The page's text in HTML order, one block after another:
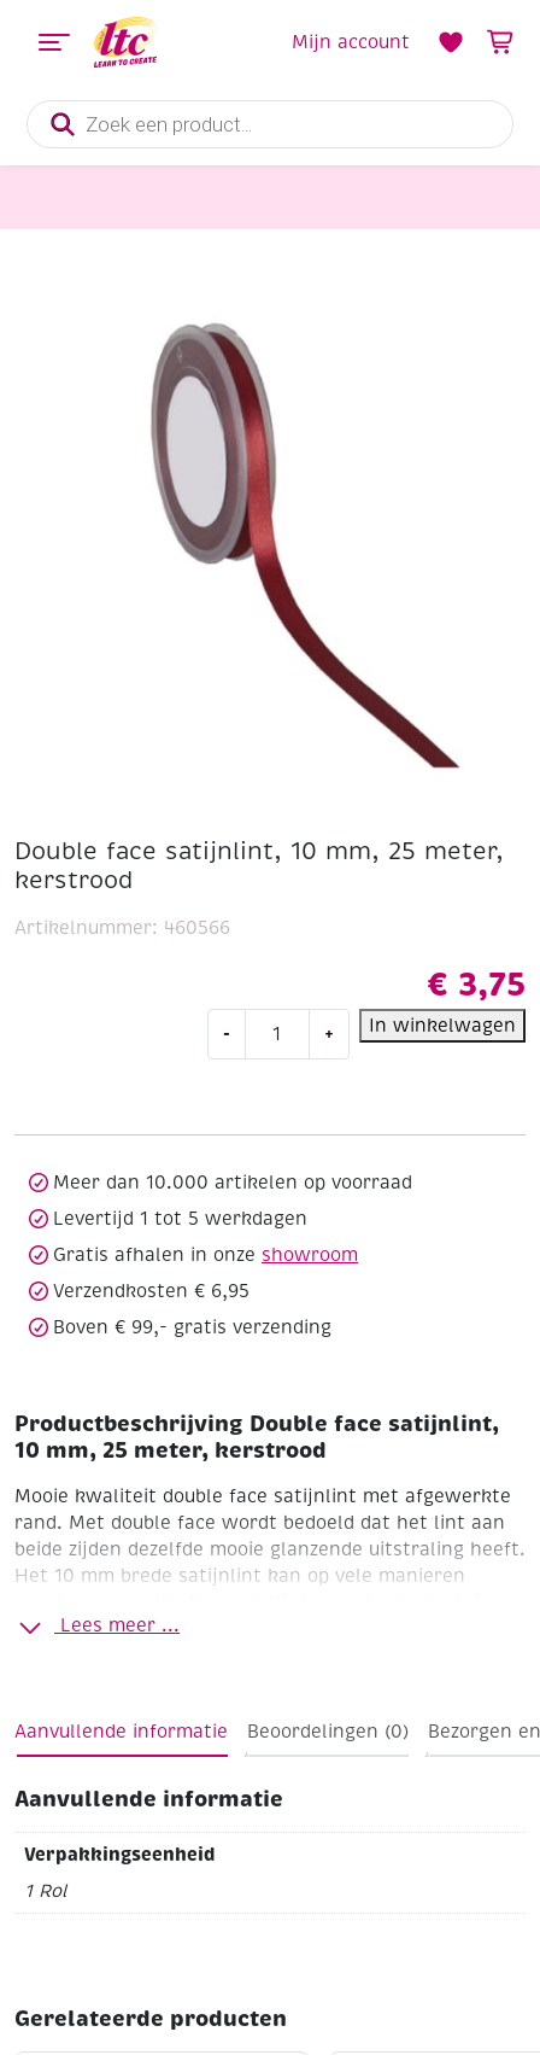
Producten
zoeken
Mijn account
Double face satijnlint, 10 mm, 25 meter,
kerstrood
€ 3,75
-
meter,
+ In winkelwagen
Artikelnummer: 460566
Meer dan 10.000 artikelen op voorraad
Levertijd 1 tot 5 werkdagen
Gratis afhalen in onze showroom
Verzendkosten € 6,95
Boven € 99,- gratis verzending
Productbeschrijving Double face satijnlint,
10 mm, 25 meter, kerstrood
Mooie kwaliteit double face satijnlint met afgewerkte
rand. Met double face wordt bedoeld dat het lint aan
beide zijden dezelfde mooie glanzende uitstraling heeft.
Het 10 mm brede satijnlint kan op vele manieren
(artikelnummer 400157), maar ook als decoratief lint,
spindel
Lees meer ...
Aanvullende informatie Beoordelingen (0) Bezorgen
Aanvullende informatie
Verpakkingseenheid
1 Rol
Gerelateerde producten